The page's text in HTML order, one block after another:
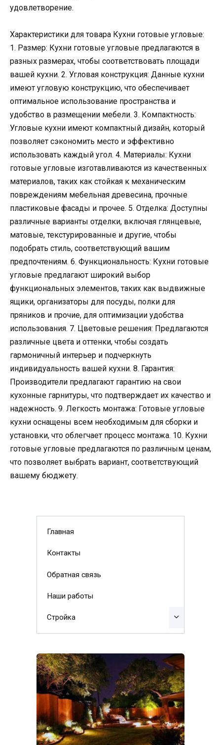
удовлетворение.
Характеристики для товара Кухни готовые угловые:
1. Размер: Кухни готовые угловые предлагаются в
разных размерах, чтобы соответствовать площади
вашей кухни. 2. Угловая конструкция: Данные кухни
имеют угловую конструкцию, что обеспечивает
оптимальное использование пространства и
удобство в размещении мебели. 3. Компактность:
Угловые кухни имеют компактный дизайн, который
позволяет сэкономить место и эффективно
использовать каждый угол. 4. Материалы: Кухни
готовые угловые изготавливаются из качественных
материалов, таких как стойкая к механическим
повреждениям мебельная древесина, прочные
пластиковые фасады и прочее. 5. Отделка: Доступны
различные варианты отделки, включая глянцевые,
матовые, текстурированные и другие, чтобы
подобрать стиль, соответствующий вашим
предпочтениям. 6. Функциональность: Кухни готовые
угловые предлагают широкий выбор
функциональных элементов, таких как выдвижные
ящики, организаторы для посуды, полки для
пряников и прочие, для оптимизации удобства
использования. 7. Цветовые решения: Предлагаются
различные цвета и оттенки, чтобы создать
гармоничный интерьер и подчеркнуть
индивидуальность вашей кухни. 8. Гарантия:
Производители предлагают гарантию на свои
кухонные гарнитуры, что подтверждает их качество и
надежность. 9. Легкость монтажа: Готовые угловые
кухни оснащены всем необходимым для сборки и
установки, что облегчает процесс монтажа. 10. Кухни
готовые угловые предлагаются по различным ценам,
что позволяет выбрать вариант, соответствующий
вашему бюджету.
Главная
Контакты
Обратная связь
Наши работы
Стройка